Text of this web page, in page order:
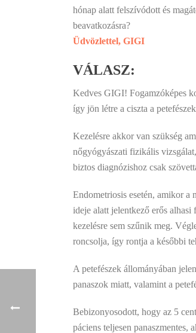
hónap alatt felszívódott és
beavatkozásra?
Üdvözlettel, GIGI
VÁLASZ:
Kedves GIGI! Fogamzóképes
így jön létre a ciszta a
Kezelésre akkor van szükség
nőgyógyászati fizikális
biztos diagnózishoz csak
Endometriosis esetén, amikor a
ideje alatt jelentkező erős
kezelésre sem szűnik meg.
roncsolja, így rontja a későbbi
A petefészek állományában
panaszok miatt, valamint a
Bebizonyosodott, hogy az 5
páciens teljesen